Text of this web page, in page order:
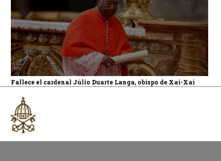
Fallece el cardenal Júlio Duarte Langa, obispo de Xai-Xai